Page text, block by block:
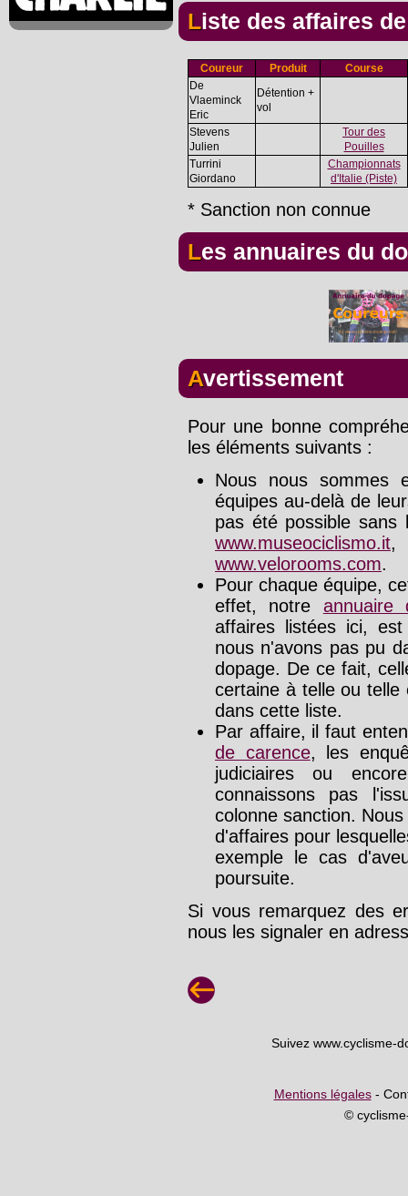
Liste des affaires
Coureur Produit
Course
De
Vlaeminck
Eric
Détention +
vol
Stevens
Julien
Tour des
Pouilles
Turrini
Giordano
Championnats
d'Italie (Piste)
* Sanction non connue
Les annuaires du
Avertissement
Pour une bonne
les éléments suivants :
Nous nous sommes
équipes au-delà de
pas été possible sans
www.museociclismo.it
www.velorooms.com.
Pour chaque équipe,
effet, notre annuaire
affaires listées ici,
nous n'avons pas pu
dopage. De ce fait,
certaine à telle ou telle
dans cette liste.
Par affaire, il faut
de carence, les
judiciaires ou
connaissons pas
colonne sanction.
d'affaires pour
exemple le cas
poursuite.
Si vous remarquez des
nous les signaler en
Suivez www.cyclisme-
Mentions légales-
©